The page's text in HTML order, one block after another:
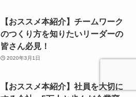
【おススメ本紹介】チームワーク
のつくり方を知りたいリーダーの
皆さん必見！
2020年3月1日
【おススメ本紹介】社員を大切に